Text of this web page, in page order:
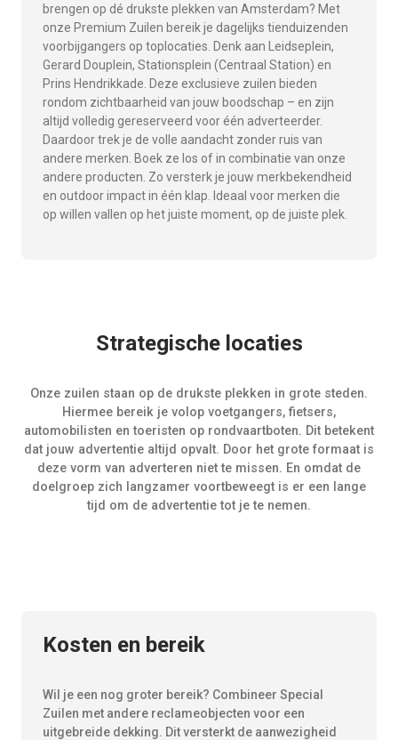
brengen op dé drukste plekken van Amsterdam? Met
onze Premium Zuilen bereik je dagelijks tienduizenden
voorbijgangers op toplocaties. Denk aan Leidseplein,
Gerard Douplein, Stationsplein (Centraal Station) en
Prins Hendrikkade. Deze exclusieve zuilen bieden
rondom zichtbaarheid van jouw boodschap – en zijn
altijd volledig gereserveerd voor één adverteerder.
Daardoor trek je de volle aandacht zonder ruis van
andere merken. Boek ze los of in combinatie van onze
andere producten. Zo versterk je jouw merkbekendheid
en outdoor impact in één klap. Ideaal voor merken die
op willen vallen op het juiste moment, op de juiste plek.
Strategische locaties
Onze zuilen staan op de drukste plekken in grote steden.
Hiermee bereik je volop voetgangers, fietsers,
automobilisten en toeristen op rondvaartboten. Dit betekent
dat jouw advertentie altijd opvalt. Door het grote formaat is
deze vorm van adverteren niet te missen. En omdat de
doelgroep zich langzamer voortbeweegt is er een lange
tijd om de advertentie tot je te nemen.
Kosten en bereik
Wil je een nog groter bereik? Combineer Special
Zuilen met andere reclameobjecten voor een
uitgebreide dekking. Dit versterkt de aanwezigheid